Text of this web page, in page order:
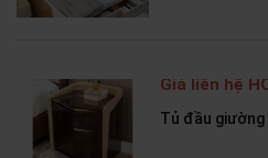
Giá liên hệ
Tủ đầu giường